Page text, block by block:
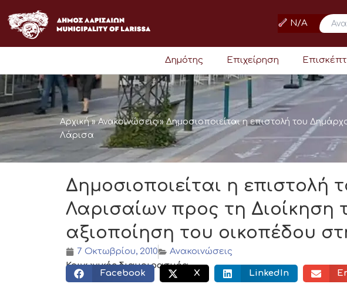
στο
περιεχόμενο
N/A
Δημότης Επιχείρηση
Αρχική»Ανακοινώσεις»Δημοσιοποιείται η επιστολή του
Λάρισα
Δημοσιοποιείται η επιστολή
Λαρισαίων προς τη Διοίκηση
αξιοποίηση του οικοπέδου
7 Οκτωβρίου, 2010
Ανακοινώσεις
Κοινωνικός διαμοιρασμός:
Facebook X LinkedIn